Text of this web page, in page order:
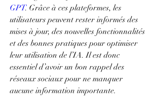
GPT. Grâce à ces plateformes, les
utilisateurs peuvent rester informés des
mises à jour, des nouvelles fonctionnalités
et des bonnes pratiques pour optimiser
leur utilisation de l’IA. Il est donc
essentiel d’avoir un bon rappel des
réseaux sociaux pour ne manquer
aucune information importante.